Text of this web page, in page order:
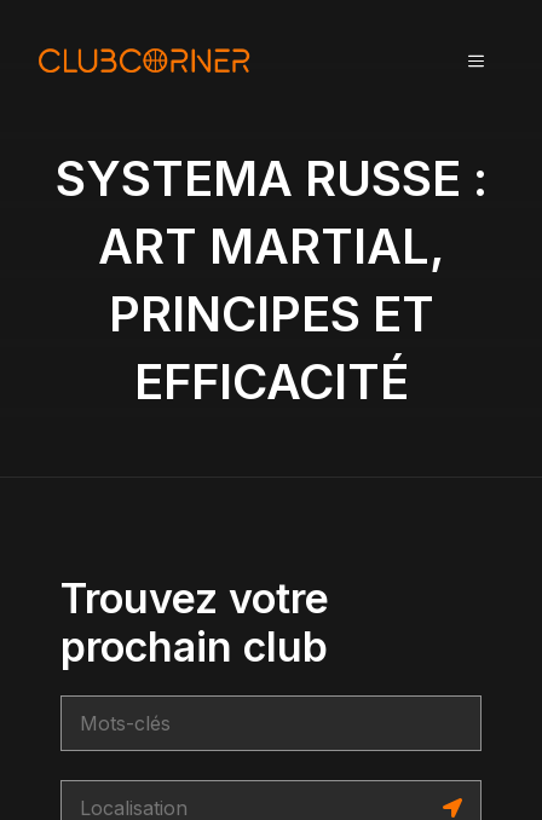
MENU
SYSTEMA RUSSE :
ART MARTIAL,
PRINCIPES ET
EFFICACITÉ
Trouvez votre
prochain club